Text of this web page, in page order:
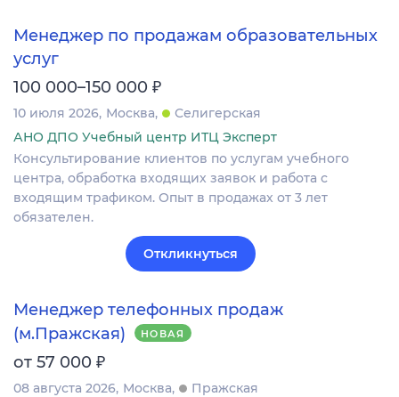
Менеджер по продажам образовательных
услуг
100 000–150 000 ₽
10 июля 2026 Москва
Селигерская
АНО ДПО Учебный центр ИТЦ Эксперт
Консультирование клиентов по услугам учебного
центра, обработка входящих заявок и работа с
входящим трафиком. Опыт в продажах от 3 лет
обязателен.
Откликнуться
Менеджер телефонных продаж
(м.Пражская)
НОВАЯ
от 57 000 ₽
08 августа 2026 Москва
Пражская